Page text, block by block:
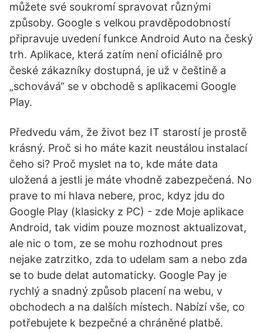
můžete své soukromí spravovat různými
způsoby. Google s velkou pravděpodobností
připravuje uvedení funkce Android Auto na český
trh. Aplikace, která zatím není oficiálně pro
české zákazníky dostupná, je už v češtině a
„schovává“ se v obchodě s aplikacemi Google
Play.
Předvedu vám, že život bez IT starostí je prostě
krásný. Proč si ho máte kazit neustálou instalací
čeho si? Proč myslet na to, kde máte data
uložená a jestli je máte vhodně zabezpečená. No
prave to mi hlava nebere, proc, kdyz jdu do
Google Play (klasicky z PC) - zde Moje aplikace
Android, tak vidim pouze moznost aktualizovat,
ale nic o tom, ze se mohu rozhodnout pres
nejake zatrzitko, zda to udelam sam a nebo zda
se to bude delat automaticky. Google Pay je
rychlý a snadný způsob placení na webu, v
obchodech a na dalších místech. Nabízí vše, co
potřebujete k bezpečné a chráněné platbě.